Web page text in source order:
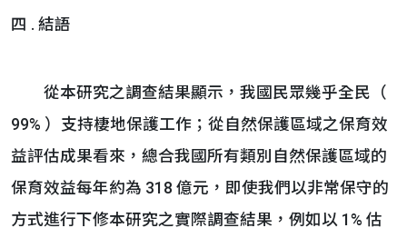
四 . 結語
從本研究之調查結果顯示，我國民眾幾乎全民（
99% ）支持棲地保護工作；從自然保護區域之保育效
益評估成果看來，總合我國所有類別自然保護區域的
保育效益每年約為 318 億元，即使我們以非常保守的
方式進行下修本研究之實際調查結果，例如以 1% 估